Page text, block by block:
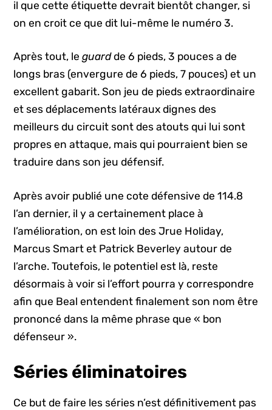
il que cette étiquette devrait bientôt changer, si
on en croit ce que dit lui-même le numéro 3.
Après tout, leguardde 6 pieds, 3 pouces a de
longs bras (envergure de 6 pieds, 7 pouces) et un
excellent gabarit. Son jeu de pieds extraordinaire
et ses déplacements latéraux dignes des
meilleurs du circuit sont des atouts qui lui sont
propres en attaque, mais qui pourraient bien se
traduire dans son jeu défensif.
Après avoir publié une cote défensive de 114.8
l’an dernier, il y a certainement place à
l’amélioration, on est loin des Jrue Holiday,
Marcus Smart et Patrick Beverley autour de
l’arche. Toutefois, le potentiel est là, reste
désormais à voir si l’effort pourra y correspondre
afin que Beal entendent finalement son nom être
prononcé dans la même phrase que « bon
défenseur ».
Séries éliminatoires
Ce but de faire les séries n’est définitivement pas